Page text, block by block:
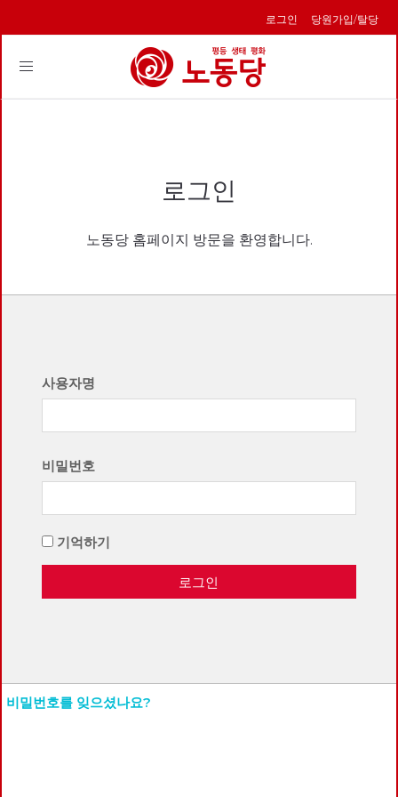
로그인 당원가입/탈당
Toggle
로그인
노동당 홈페이지 방문을 환영합니다.
사용자명
비밀번호
기억하기
로그인
비밀번호를 잊으셨나요?